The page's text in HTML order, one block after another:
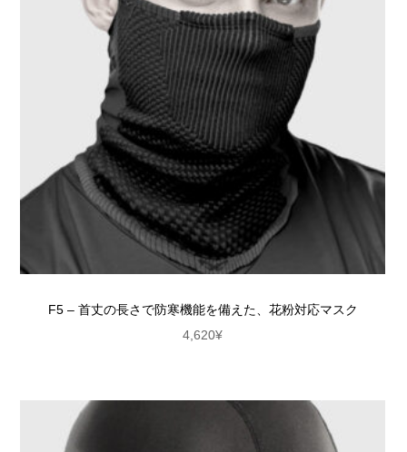
F5 – 首丈の長さで防寒機能を備えた、花粉対応マスク
4,620¥